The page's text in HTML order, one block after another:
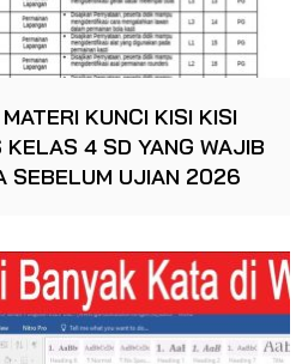
KUNCI KISI KISI
4 SD YANG WAJIB
SEBELUM UJIAN 2026